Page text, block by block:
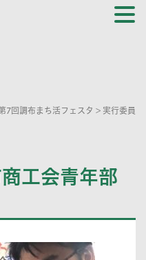
7回調布まち活フェスタ > 実行委員
工会青年部